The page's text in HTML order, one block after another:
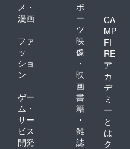
メ・
漫画
ポ
ー
ツ
ファ
ッ
ショ
ン
映
像
・
映
画
ゲー
ム・
サー
ビス
開発
書
籍
・
雑
誌
CA
MP
FI
RE
ア
カ
デ
ミ
ー
と
は
ク